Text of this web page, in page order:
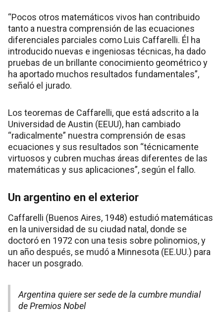
“Pocos otros matemáticos vivos han contribuido
tanto a nuestra comprensión de las ecuaciones
diferenciales parciales como Luis Caffarelli. Él ha
introducido nuevas e ingeniosas técnicas, ha dado
pruebas de un brillante conocimiento geométrico y
ha aportado muchos resultados fundamentales”,
señaló el jurado.
Los teoremas de Caffarelli, que está adscrito a la
Universidad de Austin (EEUU), han cambiado
“radicalmente” nuestra comprensión de esas
ecuaciones y sus resultados son “técnicamente
virtuosos y cubren muchas áreas diferentes de las
matemáticas y sus aplicaciones”, según el fallo.
Un argentino en el exterior
Caffarelli (Buenos Aires, 1948) estudió matemáticas
en la universidad de su ciudad natal, donde se
doctoró en 1972 con una tesis sobre polinomios, y
un año después, se mudó a Minnesota (EE.UU.) para
hacer un posgrado.
Argentina quiere ser sede de la cumbre mundial
de Premios Nobel